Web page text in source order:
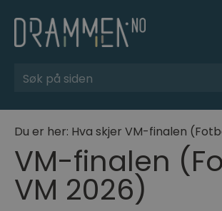
Søk
Du er her: Hva skjer VM-finalen
VM-finalen
VM 2026)